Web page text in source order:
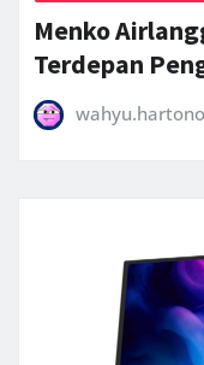
Menko
Terdepan
wahyu.hartono